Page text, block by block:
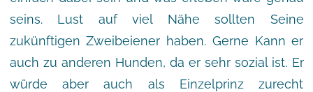
seins. Lust auf viel Nähe sollten Seine
zukünftigen Zweibeiener haben. Gerne Kann er
auch zu anderen Hunden, da er sehr sozial ist. Er
würde aber auch als Einzelprinz zurecht